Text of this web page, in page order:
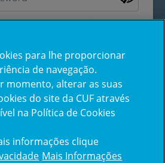
se da sua password?
sessão com a Apple
| Política de Privacidade e Cookies
para lhe proporcionar
de navegação.
momento, alterar as suas
do site da CUF através
na Política de Cookies
informações clique
Mais Informações